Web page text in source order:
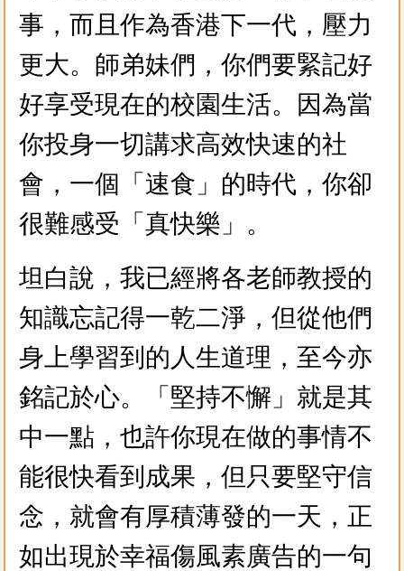
事，而且作為香港下一代，壓力
更大。師弟妹們，你們要緊記好
好享受現在的校園生活。因為當
你投身一切講求高效快速的社
會，一個「速食」的時代，你卻
很難感受「真快樂」。
坦白說，我已經將各老師教授的
知識忘記得一乾二淨，但從他們
身上學習到的人生道理，至今亦
銘記於心。「堅持不懈」就是其
中一點，也許你現在做的事情不
能很快看到成果，但只要堅守信
念，就會有厚積薄發的一天，正
如出現於幸福傷風素廣告的一句